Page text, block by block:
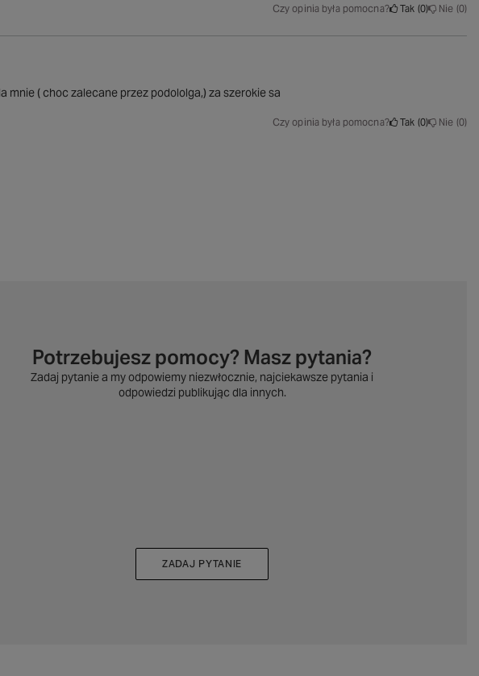
Czy opinia była pomocna? Tak 0 Nie 0
mnie ( choc zalecane przez podololga,) za szerokie sa
Czy opinia była pomocna? Tak 0 Nie 0
Potrzebujesz pomocy? Masz pytania?
Zadaj pytanie a my odpowiemy niezwłocznie, najciekawsze pytania i
odpowiedzi publikując dla innych.
ZADAJ PYTANIE